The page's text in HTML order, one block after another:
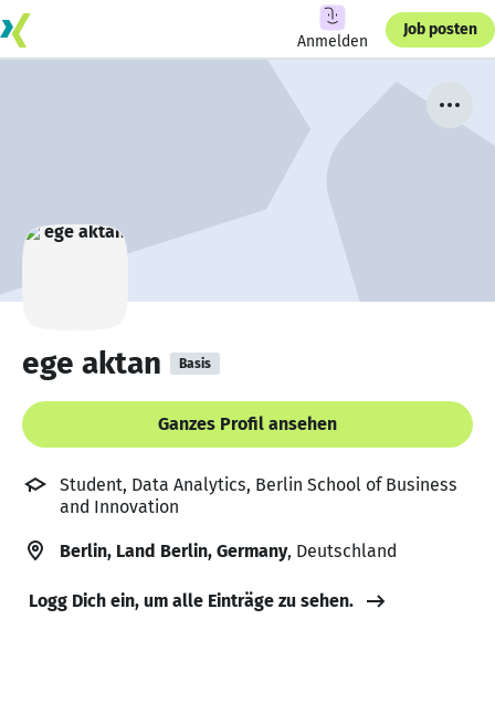
Anmelden
Job posten
ege aktan Basis
Ganzes Profil ansehen
Student, Data Analytics, Berlin School of Business
and Innovation
Berlin, Land Berlin, Germany, Deutschland
Logg Dich ein, um alle Einträge zu sehen.